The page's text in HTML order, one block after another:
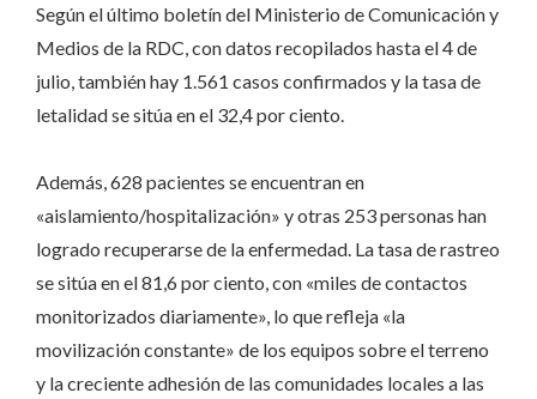
Según el último boletín del Ministerio de Comunicación y
Medios de la RDC, con datos recopilados hasta el 4 de
julio, también hay 1.561 casos confirmados y la tasa de
letalidad se sitúa en el 32,4 por ciento.
Además, 628 pacientes se encuentran en
«aislamiento/hospitalización» y otras 253 personas han
logrado recuperarse de la enfermedad. La tasa de rastreo
se sitúa en el 81,6 por ciento, con «miles de contactos
monitorizados diariamente», lo que refleja «la
movilización constante» de los equipos sobre el terreno
y la creciente adhesión de las comunidades locales a las